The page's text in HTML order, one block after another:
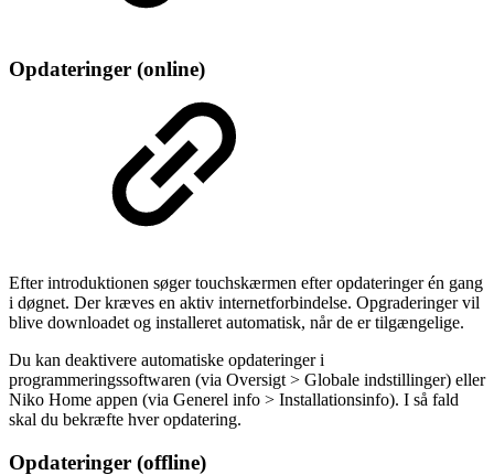
Opdateringer (online)
Efter introduktionen søger touchskærmen efter opdateringer én gang
i døgnet. Der kræves en aktiv internetforbindelse. Opgraderinger vil
blive downloadet og installeret automatisk, når de er tilgængelige.
Du kan deaktivere automatiske opdateringer i
programmeringssoftwaren (via Oversigt > Globale indstillinger) eller
Niko Home appen (via Generel info > Installationsinfo). I så fald
skal du bekræfte hver opdatering.
Opdateringer (offline)